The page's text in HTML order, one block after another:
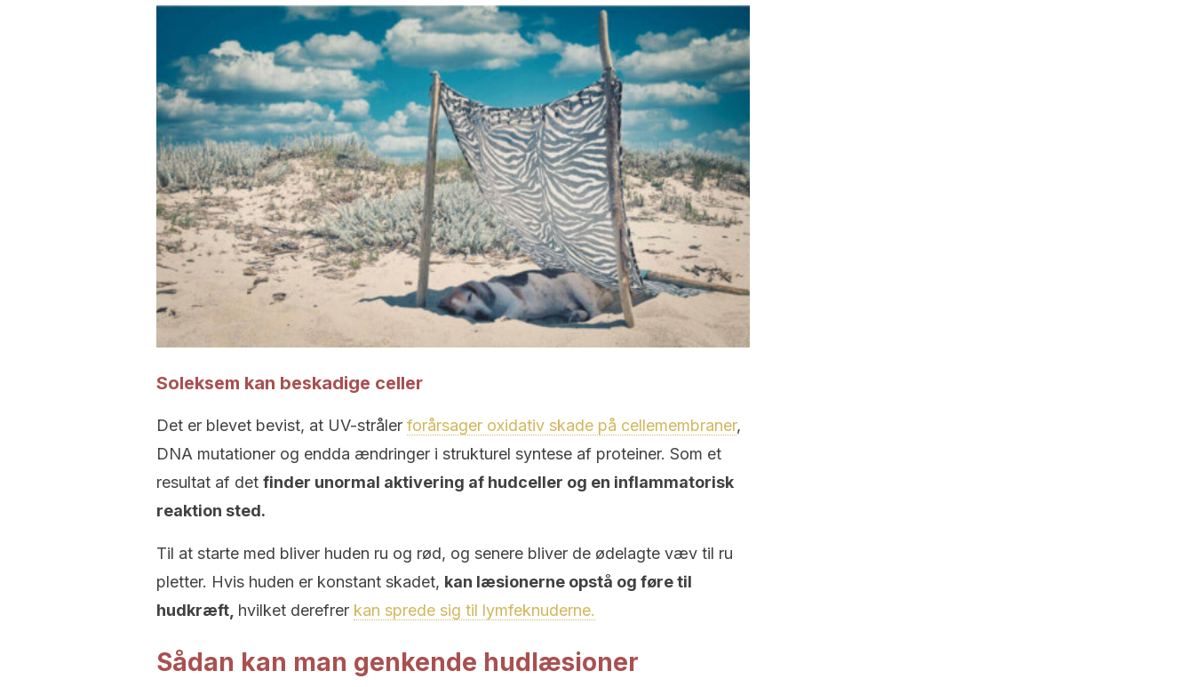
Soleksem kan beskadige celler
Det er blevet bevist, at UV-stråler forårsager oxidativ skade på cellemembraner,
DNA mutationer og endda ændringer i strukturel syntese af proteiner. Som et
resultat af det finder unormal aktivering af hudceller og en inflammatorisk
reaktion sted.
Til at starte med bliver huden ru og rød, og senere bliver de ødelagte væv til ru
pletter. Hvis huden er konstant skadet, kan læsionerne opstå og føre til
hudkræft, hvilket derefrer kan sprede sig til lymfeknuderne.
Sådan kan man genkende hudlæsioner